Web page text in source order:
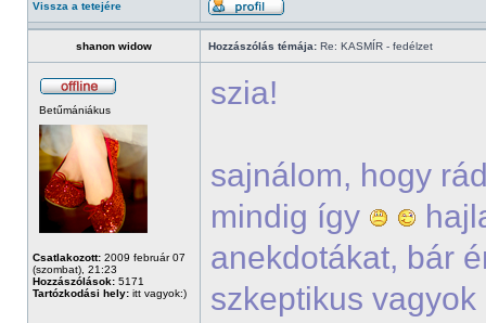
Vissza a tetejére
shanon widow Hozzászólás témája: Re: KASMÍR - fedélzet
Betűmániákus
Csatlakozott: 2009 február 07
(szombat), 21:23
Hozzászólások: 5171
Tartózkodási hely: itt vagyok:)
szia!
sajnálom, hogy
mindig így
anekdotákat, bár
szkeptikus